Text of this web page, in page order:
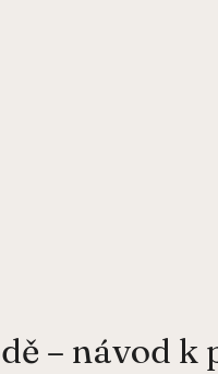
– návod k